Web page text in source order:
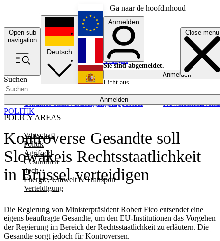
Ga naar de hoofdinhoud
Open sub
navigation
Close menu
Suchen
Anmelden
POLICY AREAS
Wirtschaft
Politik
Agrifood
Gesundheit
Tech
Energie, Umwelt & Transport
Verteidigung
UkrainePolitikVerteidigungRapporteur NewslettersEvents
Deutsch
English
Français
Anmelden
Sie sind abgemeldet.
Anmelden
Licht aus
Kontroverse Gesandte soll
Slowakeis Rechtsstaatlichkeit
in Brüssel verteidigen
Die Regierung von Ministerpräsident Robert Fico entsendet eine
eigens beauftragte Gesandte, um den EU-Institutionen das Vorgehen
der Regierung im Bereich der Rechtsstaatlichkeit zu erläutern. Die
Gesandte sorgt jedoch für Kontroversen.
POLITIK